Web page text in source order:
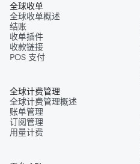
全球收单
全球收单概述
结账
收单插件
收款链接
POS 支付
全球计费管理
全球计费管理概述
账单管理
订阅管理
用量计费